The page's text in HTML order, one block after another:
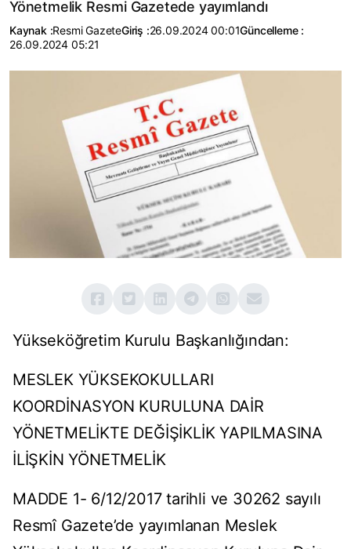
Yönetmelik Resmi Gazetede yayımlandı
Kaynak :Resmi GazeteGiriş :26.09.2024 00:01Güncelleme :
26.09.2024 05:21
Yükseköğretim Kurulu Başkanlığından:
MESLEK YÜKSEKOKULLARI
KOORDİNASYON KURULUNA DAİR
YÖNETMELİKTE DEĞİŞİKLİK YAPILMASINA
İLİŞKİN YÖNETMELİK
MADDE 1- 6/12/2017 tarihli ve 30262 sayılı
Resmî Gazete’de yayımlanan Meslek